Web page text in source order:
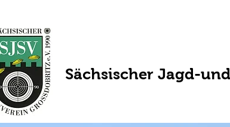
Sächsischer Jagd-